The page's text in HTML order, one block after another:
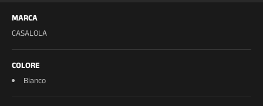
MARCA
CASALOLA
COLORE
Bianco